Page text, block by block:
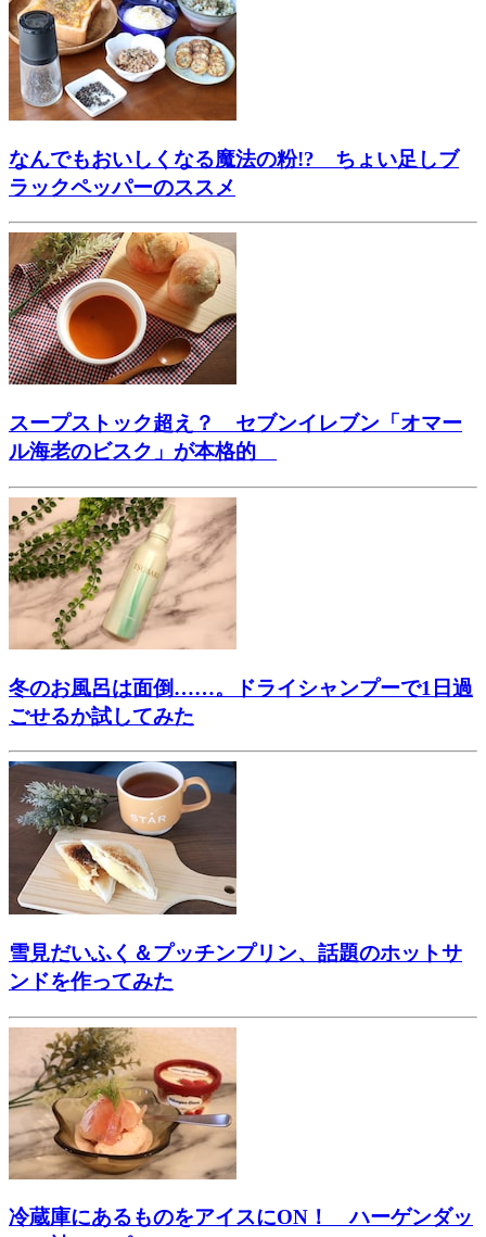
なんでもおいしくなる魔法の粉!? ちょい足しブ
ラックペッパーのススメ
スープストック超え？ セブンイレブン「オマー
ル海老のビスク」が本格的
冬のお風呂は面倒……。ドライシャンプーで1日過
ごせるか試してみた
雪見だいふく＆プッチンプリン、話題のホットサ
ンドを作ってみた
冷蔵庫にあるものをアイスにON！ ハーゲンダッ